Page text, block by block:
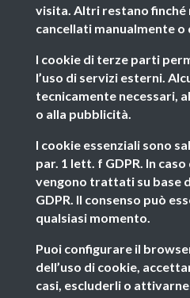
visita. Altri restano finché
cancellati manualmente o
I cookie di terze parti
l’uso di servizi esterni.
tecnicamente necessari,
o alla pubblicità.
I cookie essenziali sono
par. 1 lett. f GDPR. In
vengono trattati su base
GDPR. Il consenso può
qualsiasi momento.
Puoi configurare il
dell’uso di cookie,
casi, escluderli o